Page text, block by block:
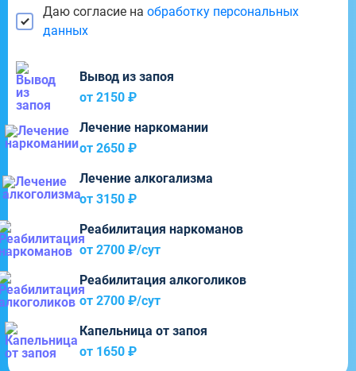
Даю согласие на обработку персональных
данных
Вывод из запоя
от 2150 ₽
Лечение наркомании
от 2650 ₽
Лечение алкогализма
от 3150 ₽
Реабилитация наркоманов
от 2700 ₽/cут
Реабилитация алкоголиков
от 2700 ₽/cут
Капельница от запоя
от 1650 ₽